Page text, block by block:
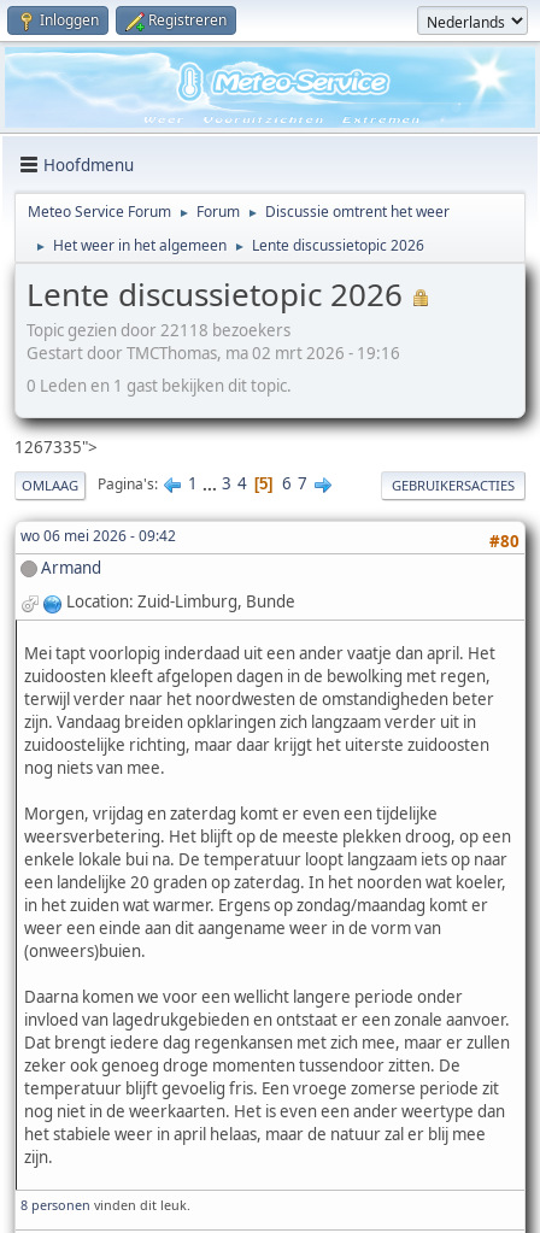
Inloggen Registreren
Hoofdmenu
Meteo Service Forum ► Forum ► Discussie omtrent het weer
► Het weer in het algemeen ► Lente discussietopic 2026
Lente discussietopic 2026
Topic gezien door 22118 bezoekers
Gestart door TMCThomas, ma 02 mrt 2026 - 19:16
0 Leden en 1 gast bekijken dit topic.
1267335">
OMLAAG Pagina's 1 ... 3 4 5 6 7 GEBRUIKERSACTIES
wo 06 mei 2026 - 09:42
#80
Armand
Location: Zuid-Limburg, Bunde
Mei tapt voorlopig inderdaad uit een ander vaatje dan april. Het
zuidoosten kleeft afgelopen dagen in de bewolking met regen,
terwijl verder naar het noordwesten de omstandigheden beter
zijn. Vandaag breiden opklaringen zich langzaam verder uit in
zuidoostelijke richting, maar daar krijgt het uiterste zuidoosten
nog niets van mee.
Morgen, vrijdag en zaterdag komt er even een tijdelijke
weersverbetering. Het blijft op de meeste plekken droog, op een
enkele lokale bui na. De temperatuur loopt langzaam iets op naar
een landelijke 20 graden op zaterdag. In het noorden wat koeler,
in het zuiden wat warmer. Ergens op zondag/maandag komt er
weer een einde aan dit aangename weer in de vorm van
(onweers)buien.
Daarna komen we voor een wellicht langere periode onder
invloed van lagedrukgebieden en ontstaat er een zonale aanvoer.
Dat brengt iedere dag regenkansen met zich mee, maar er zullen
zeker ook genoeg droge momenten tussendoor zitten. De
temperatuur blijft gevoelig fris. Een vroege zomerse periode zit
nog niet in de weerkaarten. Het is even een ander weertype dan
het stabiele weer in april helaas, maar de natuur zal er blij mee
zijn.
8 personen vinden dit leuk.